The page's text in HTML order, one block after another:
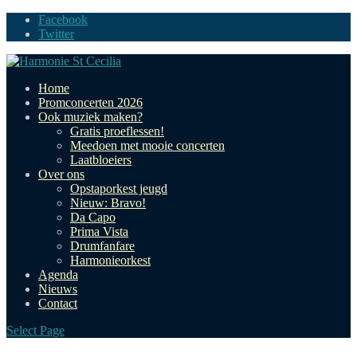
Facebook
Twitter
Home
Promconcerten 2026
Ook muziek maken?
Gratis proeflessen!
Meedoen met mooie concerten
Laatbloeiers
Over ons
Opstaporkest jeugd
Nieuw: Bravo!
Da Capo
Prima Vista
Drumfanfare
Harmonieorkest
Agenda
Nieuws
Contact
Select Page